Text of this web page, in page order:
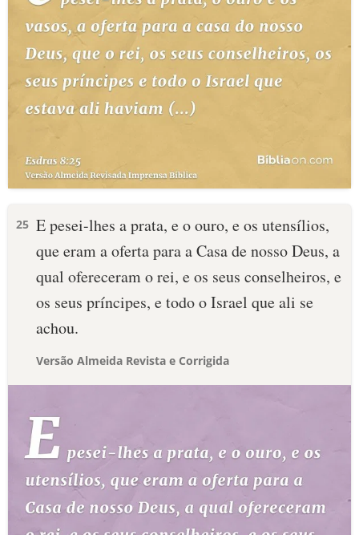
25 E pesei-lhes a prata, e o ouro, e os utensílios,
que eram a oferta para a Casa de nosso Deus, a
qual ofereceram o rei, e os seus conselheiros, e
os seus príncipes, e todo o Israel que ali se
achou.
Versão Almeida Revista e Corrigida